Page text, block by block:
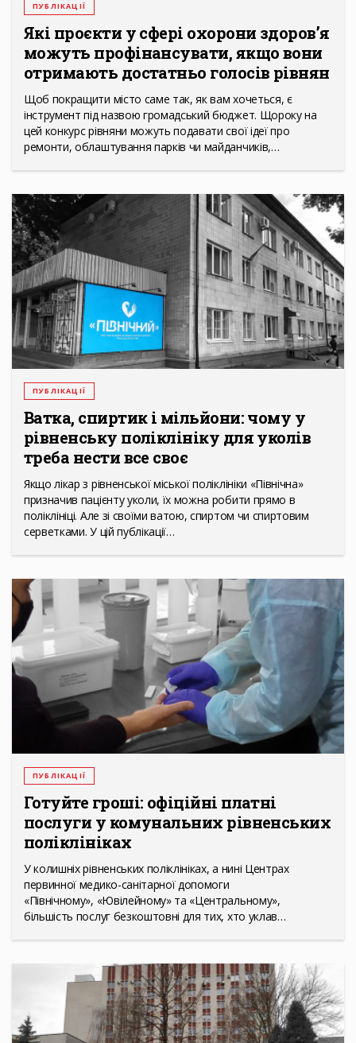
ПУБЛІКАЦІЇ
Які проєкти у сфері охорони здоров’я
можуть профінансувати, якщо вони
отримають достатньо голосів рівнян
Щоб покращити місто саме так, як вам хочеться, є
інструмент під назвою громадський бюджет. Щороку на
цей конкурс рівняни можуть подавати свої ідеї про
ремонти, облаштування парків чи майданчиків,…
ПУБЛІКАЦІЇ
Ватка, спиртик і мільйони: чому у
рівненську поліклініку для уколів
треба нести все своє
Якщо лікар з рівненської міської поліклініки «Північна»
призначив пацієнту уколи, їх можна робити прямо в
поліклініці. Але зі своїми ватою, спиртом чи спиртовим
серветками. У цій публікації…
ПУБЛІКАЦІЇ
Готуйте гроші: офіційні платні
послуги у комунальних рівненських
поліклініках
У колишніх рівненських поліклініках, а нині Центрах
первинної медико-санітарної допомоги
«Північному», «Ювілейному» та «Центральному»,
більшість послуг безкоштовні для тих, хто уклав…